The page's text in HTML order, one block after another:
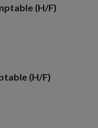
(H/F)
(H/F)